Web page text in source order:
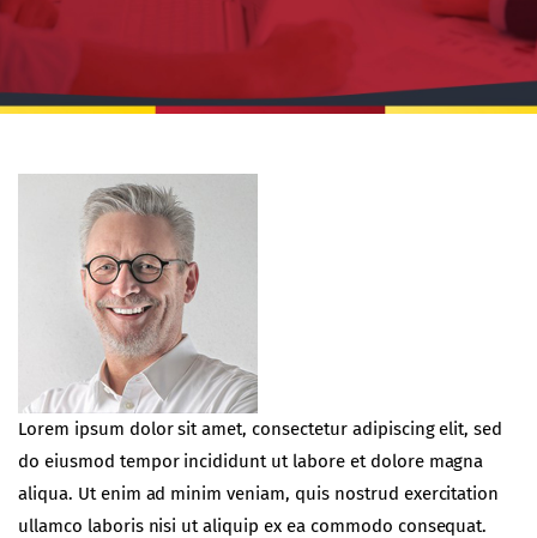
Lorem ipsum dolor sit amet, consectetur adipiscing elit, sed
do eiusmod tempor incididunt ut labore et dolore magna
aliqua. Ut enim ad minim veniam, quis nostrud exercitation
ullamco laboris nisi ut aliquip ex ea commodo consequat.